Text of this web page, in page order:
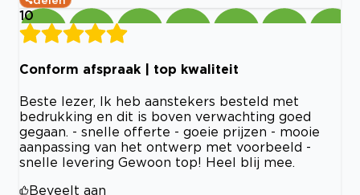
10
Conform afspraak | top kwaliteit
Beste lezer, Ik heb aanstekers besteld met
bedrukking en dit is boven verwachting goed
gegaan. - snelle offerte - goeie prijzen - mooie
aanpassing van het ontwerp met voorbeeld -
snelle levering Gewoon top! Heel blij mee.
Beveelt aan